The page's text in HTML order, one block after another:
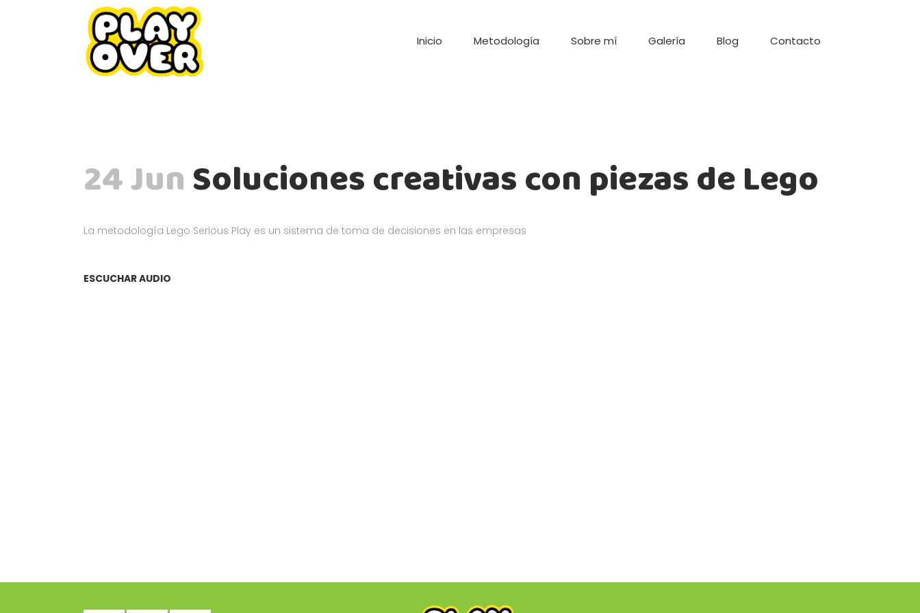
Inicio Metodología Sobre mí Galería Blog Contacto
24 JunSoluciones creativas con piezas de Lego
La metodología Lego Serious Play es un sistema de toma de decisiones en las empresas
ESCUCHAR AUDIO